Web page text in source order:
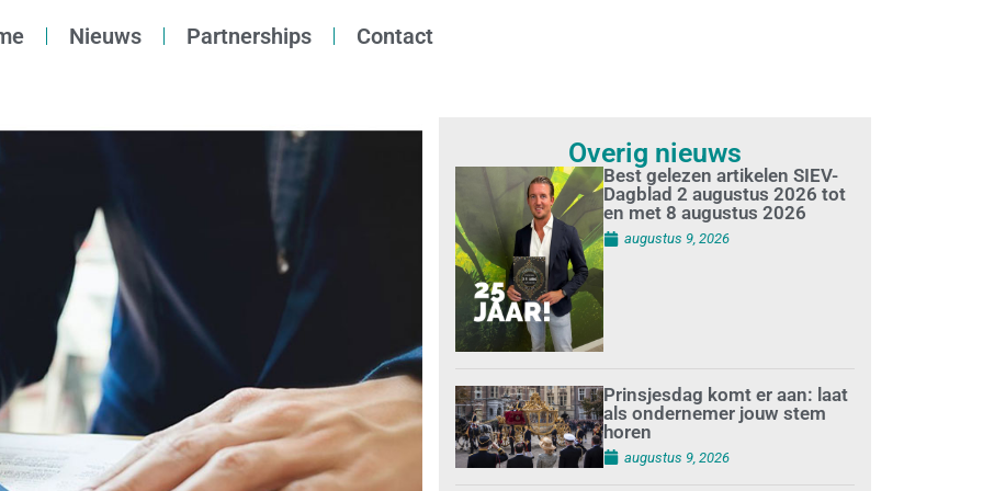
Nieuws Partnerships Contact
Overig nieuws
Best gelezen artikelen SIEV-
Dagblad 2 augustus 2026 tot
en met 8 augustus 2026
augustus 9, 2026
Prinsjesdag komt er aan: laat
als ondernemer jouw stem
horen
augustus 9, 2026